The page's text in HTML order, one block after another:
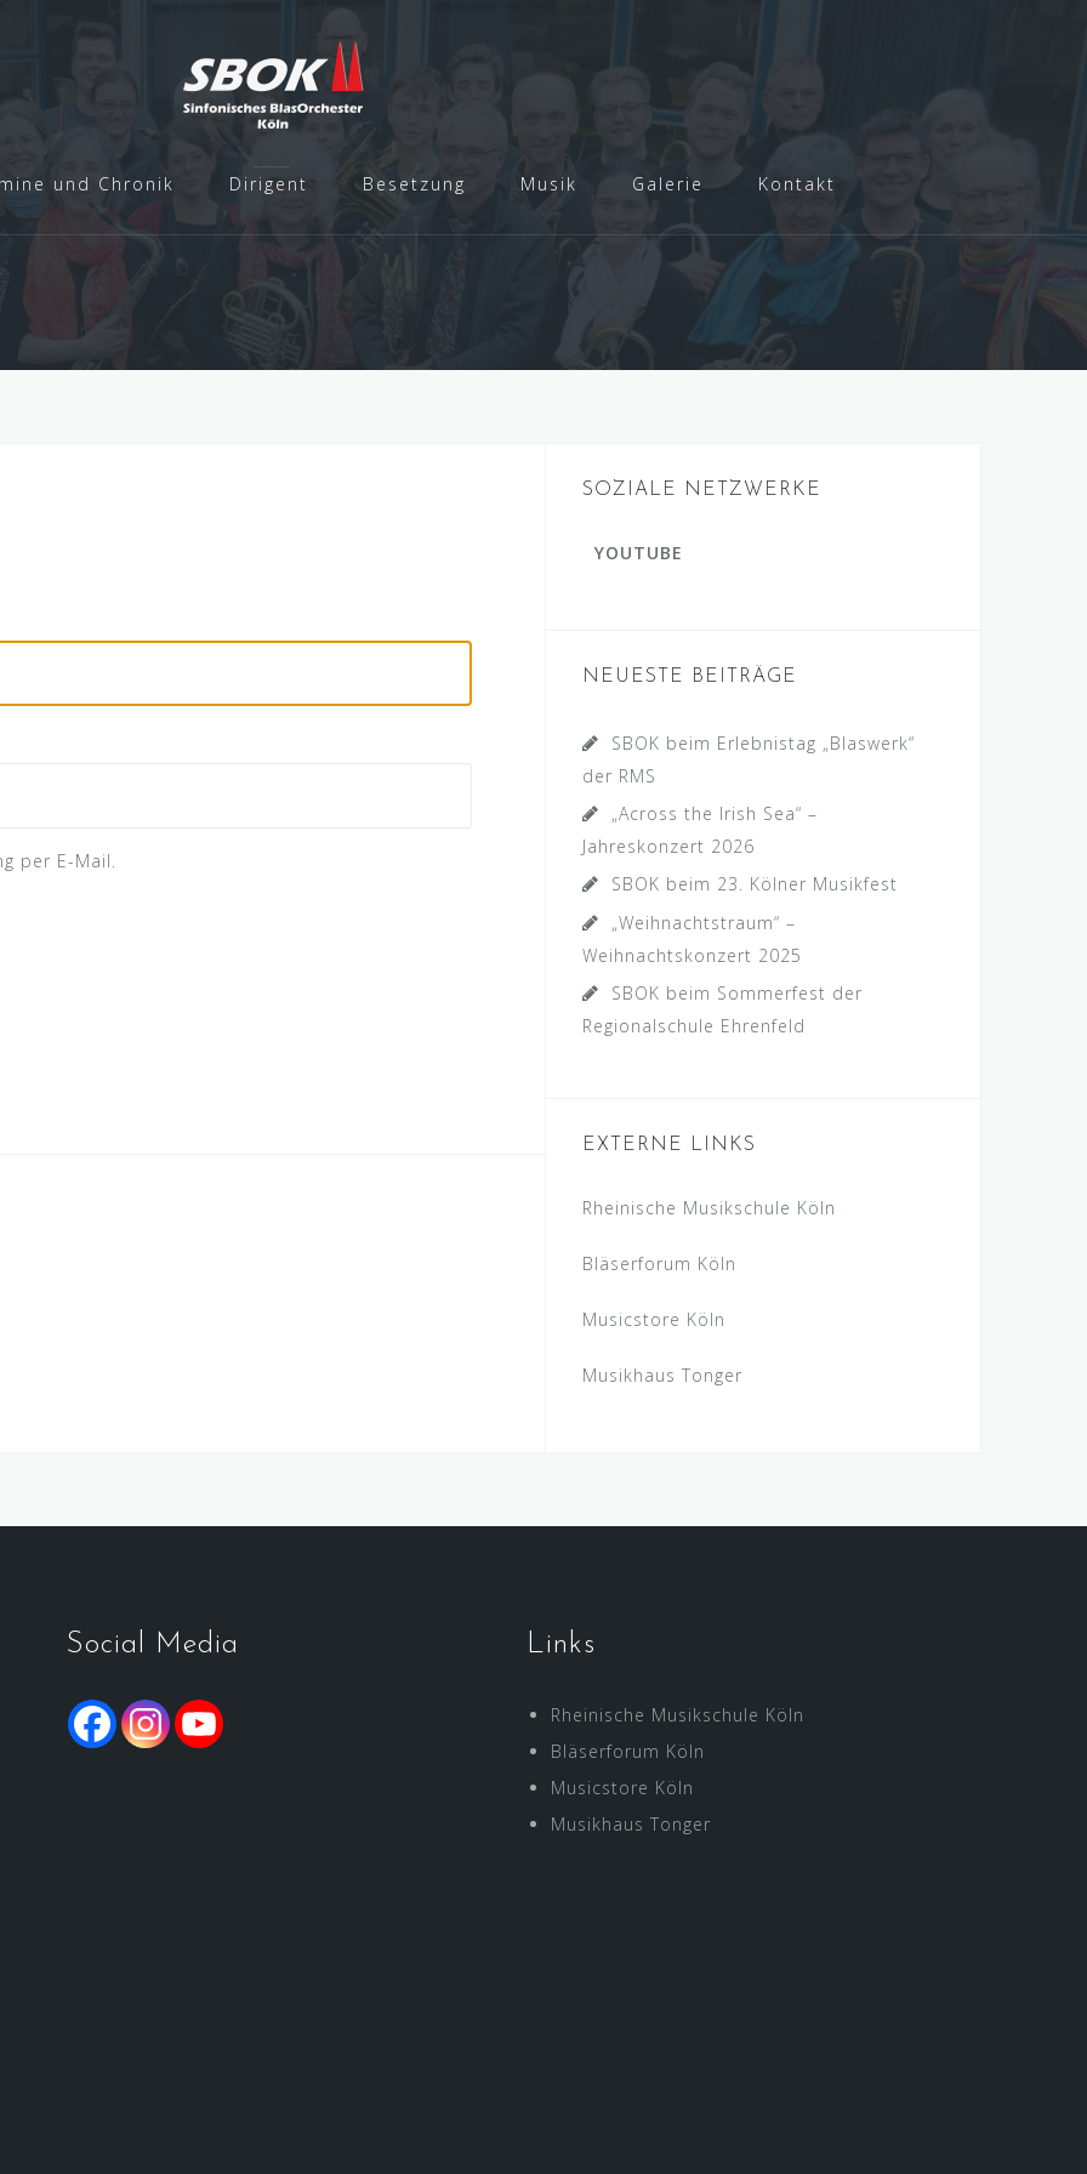
und Chronik Dirigent Besetzung Musik Galerie Kontakt
per E-Mail.
SOZIALE NETZWERKE
YOUTUBE
NEUESTE BEITRÄGE
SBOK beim Erlebnistag „Blaswerk“
der RMS
„Across the Irish Sea“ –
Jahreskonzert 2026
SBOK beim 23. Kölner Musikfest
„Weihnachtstraum“ –
Weihnachtskonzert 2025
SBOK beim Sommerfest der
Regionalschule Ehrenfeld
EXTERNE LINKS
Rheinische Musikschule Köln
Bläserforum Köln
Musicstore Köln
Musikhaus Tonger
Social Media Links
Rheinische Musikschule Köln
Bläserforum Köln
Musicstore Köln
Musikhaus Tonger